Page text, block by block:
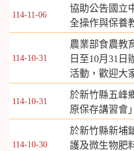
114-11-06
協助公告國立
全操作與保養
114-10-31
農業部食農教
日至10月31日
活動，歡迎大
114-10-31
於新竹縣五峰
原保存講習會」
114-10-30
於新竹縣新埔
護及微生物肥